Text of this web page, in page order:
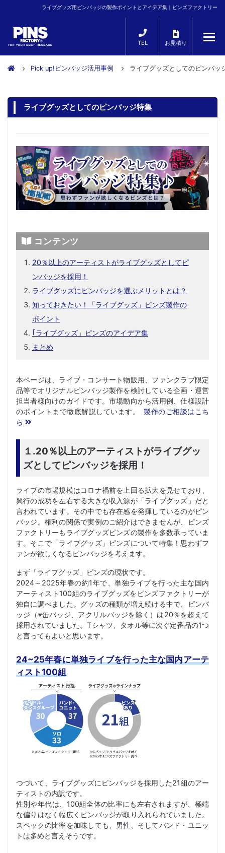
ライブグッズ用ピンバッジの製作ポイントとアイデア集｜ピンズファクトリー
TEL お見積り
Pick up!ピンバッジ活用事例 ライブグッズとしてのピンバッ
ライブグッズとしてのピンバッジ特集
コンテンツ
20％以上のアーティストがライブグッズとしてピ
ンバッジを採用！
ライブグッズにピンバッジを選ぶメリットとは？
知っておきたい！「ライブグッズ」ピンズ製作の
ポイント
｢ライブグッズ」ピンズのアイデア集
まとめ
本ページは、ライブ・コンサート物販用、ファンクラブ限定
品等でオリジナルピンバッジ製作を検討している企画・運営
担当者様向けのガイドです。市場動向から活用例、仕様設計
のポイントまで徹底解説しています。
製作のご相談はこち
ら
１.20％以上のアーティストがライブグッ
ズとしてピンバッジを採用！
ライブの市場規模はコロナ禍前を上回る拡大を見せており、
興行の成功を左右する大きな収入源が「ライブグッズ」だと
言われています。その中でも存在感を発揮しているのがピン
バッジ。権利の関係で実例のご紹介はできませんが、ピンズ
ファクトリーもライブグッズピンズの製作を多数承っていま
す。そこで「ライブグッズ」ピンズについて特集！思わずフ
ァンが欲しくなるピンバッジを考えます。
まず「ライブグッズ」ピンズの現状です。
2024～2025年春の約1年で、単独ライブを行った主な国内
アーティスト100組のライブグッズをピンズファクトリーが
独自に調べました。グッズの種類が増え続ける中で、ピンバ
ッジ（※缶バッジ、アクリルバッジを除く）は20％を超えて
採用されていました。Tシャツ、タオル等に次ぐ定番品の1つ
と言ってもよいと思います。
24~25年春に単独ライブを行った主な国内アーテ
ィスト100組
つづいて、ライブグッズにピンバッジを採用した21組のアー
ティストの内訳です。
性別や年代は、100組全体の比率にも左右されますが、極端
な偏りはなく幅広くピンバッジが取り入れられていました。
スペックの比率を加味しても、男性、そしてバンド・ユニッ
トは多めと言えそうです。